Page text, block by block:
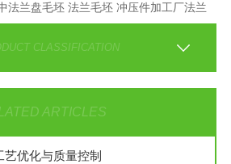
法兰盘毛坯 法兰毛坯 冲压件加工厂法兰
CLASSIFICATION
ARTICLES
优化与质量控制